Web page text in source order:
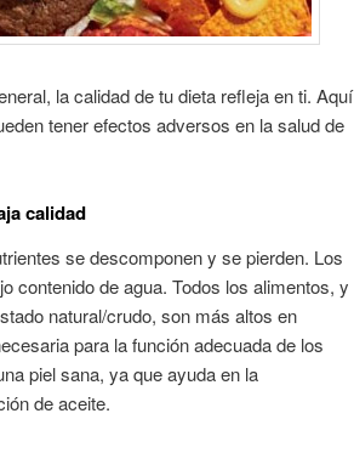
la calidad de tu dieta refleja en ti. Aquí
tener efectos adversos en la salud de
calidad
se descomponen y se pierden. Los
contenido de agua. Todos los alimentos, y
natural/crudo, son más altos en
para la función adecuada de los
piel sana, ya que ayuda en la
de aceite.